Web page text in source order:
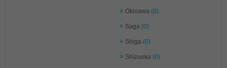
Okinawa (0)
Saga (0)
Shiga (0)
Shizuoka (0)